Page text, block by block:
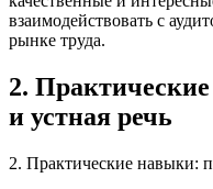
взаимодействовать с
рынке труда.
2.
и устная речь
2. Практические навыки: